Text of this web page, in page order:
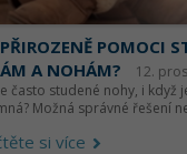
POMOCI
A NOHÁM?
12.
často studené nohy, i když
Možná správné řešení
si více